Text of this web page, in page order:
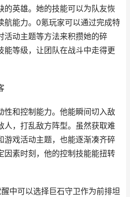
的英雄。她的技能可以为队友恢
航能力。0氪玩家可以通过完成特
活动主题等方法来积攒她的碎
能等级，让团队在战斗中走得更
性和控制能力。他能瞬间切入敌
人，打乱敌方阵型。虽然获取难
游戏活动主题，也能逐渐凑齐碎
因素时刻，他的控制技能能扭转
中可以选择巨石守卫作为前排坦